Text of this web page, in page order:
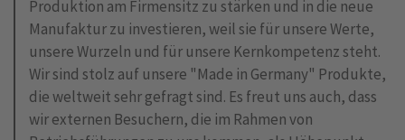
Produktion am Firmensitz zu stärken und in die neue
Manufaktur zu investieren, weil sie für unsere Werte,
unsere Wurzeln und für unsere Kernkompetenz steht.
Wir sind stolz auf unsere "Made in Germany" Produkte,
die weltweit sehr gefragt sind. Es freut uns auch, dass
wir externen Besuchern, die im Rahmen von